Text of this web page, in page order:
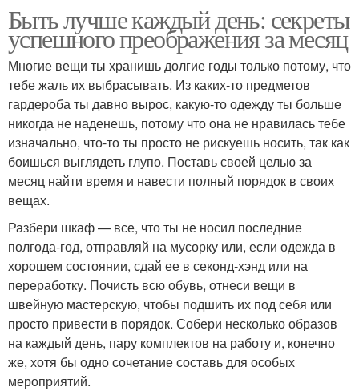
Быть лучше каждый день: секреты
успешного преображения за месяц
Многие вещи ты хранишь долгие годы только потому, что
тебе жаль их выбрасывать. Из каких-то предметов
гардероба ты давно вырос, какую-то одежду ты больше
никогда не наденешь, потому что она не нравилась тебе
изначально, что-то ты просто не рискуешь носить, так как
боишься выглядеть глупо. Поставь своей целью за
месяц найти время и навести полный порядок в своих
вещах.
Разбери шкаф — все, что ты не носил последние
полгода-год, отправляй на мусорку или, если одежда в
хорошем состоянии, сдай ее в секонд-хэнд или на
переработку. Почисть всю обувь, отнеси вещи в
швейную мастерскую, чтобы подшить их под себя или
просто привести в порядок. Собери несколько образов
на каждый день, пару комплектов на работу и, конечно
же, хотя бы одно сочетание составь для особых
мероприятий.